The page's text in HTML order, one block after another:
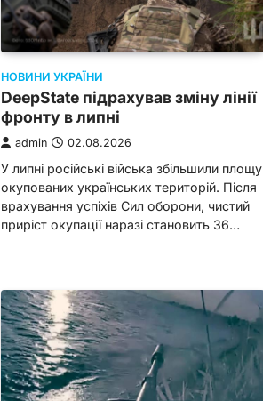
НОВИНИ УКРАЇНИ
DeepState підрахував зміну лінії
фронту в липні
admin 02.08.2026
У липні російські війська збільшили площу
окупованих українських територій. Після
врахування успіхів Сил оборони, чистий
приріст окупації наразі становить 36…